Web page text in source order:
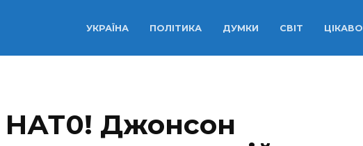
УКРАЇНА ПОЛІТИКА ДУМКИ СВІТ ЦІКАВО
НАТ0! Джонсон